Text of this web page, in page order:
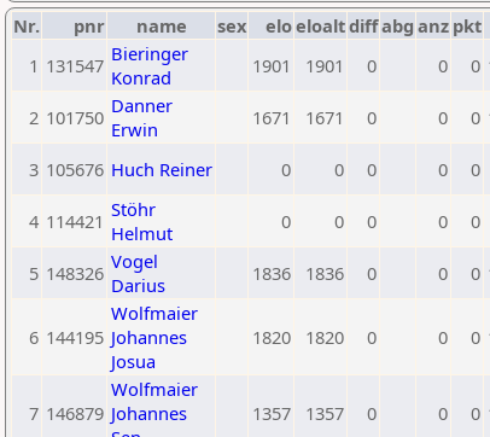
Nr. pnr name sex eloeloaltdiffabg anz pkt
1 131547 Bieringer
Konrad
1901 1901 0 0 0
2 101750 Danner
Erwin
1671 1671 0 0 0
3 105676 Huch Reiner 0 0 0 0 0
4 114421 Stöhr
Helmut
0 0 0 0 0
5 148326 Vogel
Darius
1836 1836 0 0 0
6 144195
Wolfmaier
Johannes
Josua
1820 1820 0 0 0
7 146879
Wolfmaier
Johannes
1357 1357 0 0 0